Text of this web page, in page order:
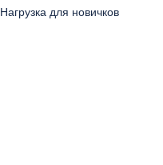
Нагрузка для новичков